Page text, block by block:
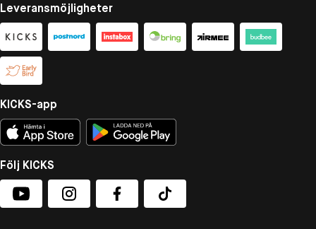
Leveransmöjligheter
KICKS-app
Följ KICKS